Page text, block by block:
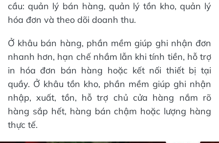
cầu: quản lý bán hàng, quản lý tồn kho, quản lý
hóa đơn và theo dõi doanh thu.
Ở khâu bán hàng, phần mềm giúp ghi nhận đơn
nhanh hơn, hạn chế nhầm lẫn khi tính tiền, hỗ trợ
in hóa đơn bán hàng hoặc kết nối thiết bị tại
quầy. Ở khâu tồn kho, phần mềm giúp ghi nhận
nhập, xuất, tồn, hỗ trợ chủ cửa hàng nắm rõ
hàng sắp hết, hàng bán chậm hoặc lượng hàng
thực tế.